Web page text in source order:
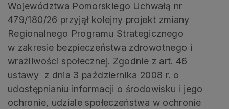
Województwa Pomorskiego Uchwałą nr
479/180/26 przyjął kolejny projekt zmiany
Regionalnego Programu Strategicznego
w zakresie bezpieczeństwa zdrowotnego i
wrażliwości społecznej. Zgodnie z art. 46
ustawy z dnia 3 października 2008 r. o
udostępnianiu informacji o środowisku i jego
ochronie, udziale społeczeństwa w ochronie